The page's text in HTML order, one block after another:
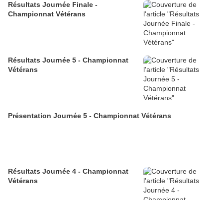
Résultats Journée Finale -
Championnat Vétérans
Résultats Journée 5 - Championnat
Vétérans
Présentation Journée 5 - Championnat Vétérans
Résultats Journée 4 - Championnat
Vétérans